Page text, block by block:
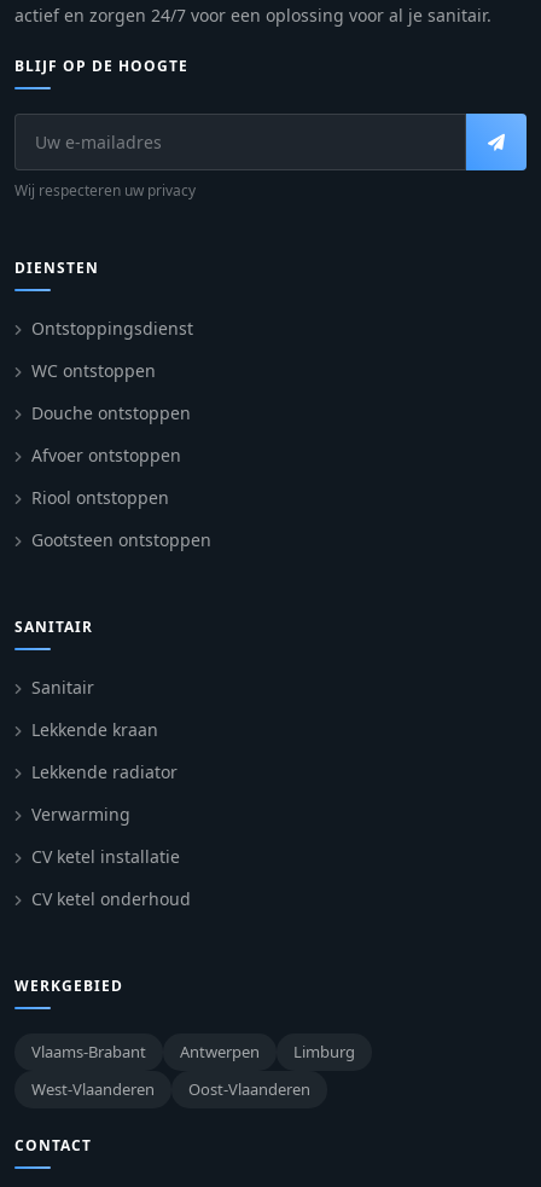
actief en zorgen 24/7 voor een oplossing voor al je sanitair.
BLIJF OP DE HOOGTE
Wij respecteren uw privacy
DIENSTEN
Ontstoppingsdienst
WC ontstoppen
Douche ontstoppen
Afvoer ontstoppen
Riool ontstoppen
Gootsteen ontstoppen
SANITAIR
Sanitair
Lekkende kraan
Lekkende radiator
Verwarming
CV ketel installatie
CV ketel onderhoud
WERKGEBIED
Vlaams-Brabant Antwerpen
Limburg
West-Vlaanderen
Oost-Vlaanderen
CONTACT